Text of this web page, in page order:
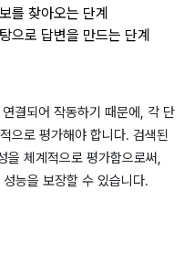
를 찾아오는 단계
으로 답변을 만드는 단계
결되어 작동하기 때문에, 각 단
으로 평가해야 합니다. 검색된
을 체계적으로 평가함으로써,
능을 보장할 수 있습니다.